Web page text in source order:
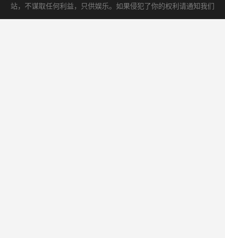
站，不谋取任何利益，只供娱乐。如果侵犯了你的权利请通知我们